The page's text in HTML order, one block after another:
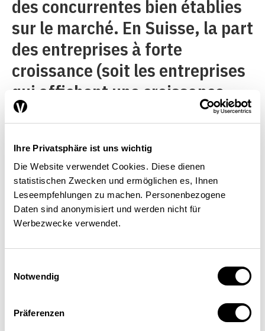
Ihre Privatsphäre ist uns wichtig
Die Website verwendet Cookies. Diese dienen
statistischen Zwecken und ermöglichen es, Ihnen
Leseempfehlungen zu machen. Personenbezogene
Daten sind anonymisiert und werden nicht für
Werbezwecke verwendet.
Notwendig
Präferenzen
des concurrentes bien établies
sur le marché. En Suisse, la part
des entreprises à forte
croissance (soit les entreprises
qui affichent une croissance
moyenne de l’emploi de plus de
relativement stable et atteint
environ 7,3%, une valeur qui ne
varie guère entre les trois
grandes catégories de taille
manufacturier affichent une